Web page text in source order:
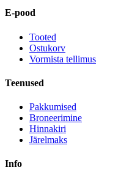
E-pood
Tooted
Ostukorv
Vormista tellimus
Teenused
Pakkumised
Broneerimine
Hinnakiri
Järelmaks
Info